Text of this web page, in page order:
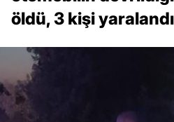
öldü, 3 kişi yaralandı